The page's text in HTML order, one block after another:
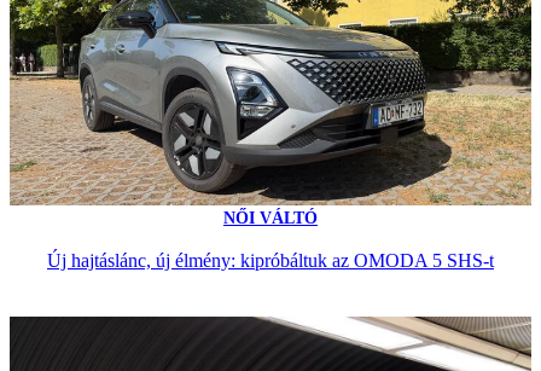
NŐI VÁLTÓ
Új hajtáslánc, új élmény: kipróbáltuk az OMODA 5 SHS-t